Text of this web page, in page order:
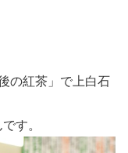
の紅茶」で上白石
す。